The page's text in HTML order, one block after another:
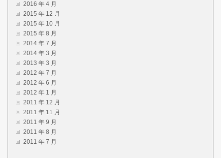
2016 年 4 月
2015 年 12 月
2015 年 10 月
2015 年 8 月
2014 年 7 月
2014 年 3 月
2013 年 3 月
2012 年 7 月
2012 年 6 月
2012 年 1 月
2011 年 12 月
2011 年 11 月
2011 年 9 月
2011 年 8 月
2011 年 7 月